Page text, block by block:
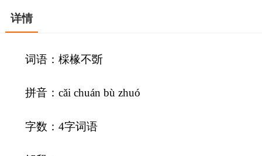
详情
词语：棌椽不斲
拼音：cǎi chuán bù zhuó
字数：4字词语